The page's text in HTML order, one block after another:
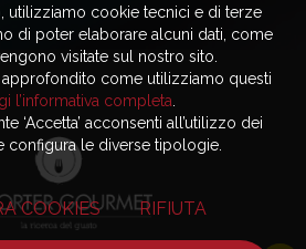
utilizziamo cookie tecnici e di terze
di poter elaborare alcuni dati, come
visitate sul nostro sito.
come utilizziamo questi
l’informativa completa
‘Accetta’ acconsenti all’utilizzo dei
configura le diverse tipologie.
COOKIES RIFIUTA